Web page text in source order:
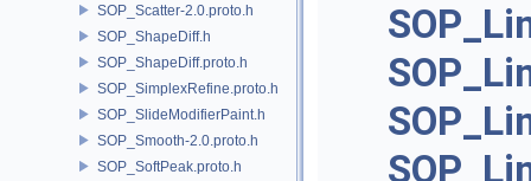
SOP_Scatter-2.0.proto.h
SOP_ShapeDiff.h
SOP_ShapeDiff.proto.h
SOP_SimplexRefine.proto.h
SOP_SlideModifierPaint.h
SOP_Smooth-2.0.proto.h
SOP_SoftPeak.proto.h